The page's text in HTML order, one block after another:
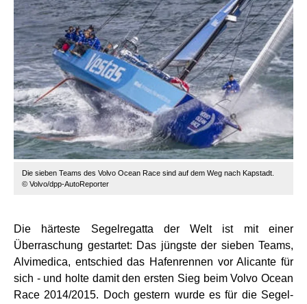
Die sieben Teams des Volvo Ocean Race sind auf dem Weg nach Kapstadt.
© Volvo/dpp-AutoReporter
Die härteste Segelregatta der Welt ist mit einer
Überraschung gestartet: Das jüngste der sieben Teams,
Alvimedica, entschied das Hafenrennen vor Alicante für
sich - und holte damit den ersten Sieg beim Volvo Ocean
Race 2014/2015. Doch gestern wurde es für die Segel-